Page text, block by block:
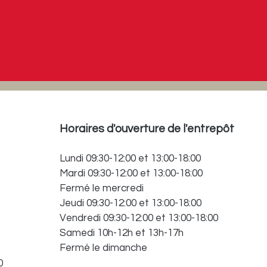
Horaires d'ouverture de l'entrepôt
Lundi 09:30-12:00 et 13:00-18:00
Mardi 09:30-12:00 et 13:00-18:00
Fermé le mercredi
Jeudi 09:30-12:00 et 13:00-18:00
Vendredi 09:30-12:00 et 13:00-18:00
Samedi 10h-12h et 13h-17h
Fermé le dimanche